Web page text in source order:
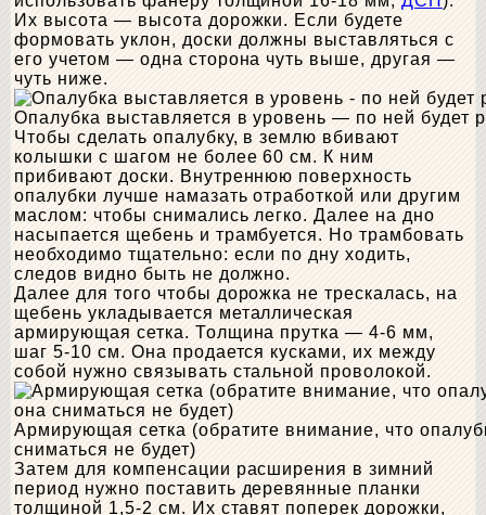
Их высота — высота дорожки. Если будете
формовать уклон, доски должны выставляться с
его учетом — одна сторона чуть выше, другая —
чуть ниже.
Опалубка выставляется в уровень — по ней будет
Чтобы сделать опалубку, в землю вбивают
колышки с шагом не более 60 см. К ним
прибивают доски. Внутреннюю поверхность
опалубки лучше намазать отработкой или другим
маслом: чтобы снимались легко. Далее на дно
насыпается щебень и трамбуется. Но трамбовать
необходимо тщательно: если по дну ходить,
следов видно быть не должно.
Далее для того чтобы дорожка не трескалась, на
щебень укладывается металлическая
армирующая сетка. Толщина прутка — 4-6 мм,
шаг 5-10 см. Она продается кусками, их между
собой нужно связывать стальной проволокой.
Армирующая сетка (обратите внимание, что
сниматься не будет)
Затем для компенсации расширения в зимний
период нужно поставить деревянные планки
толщиной 1,5-2 см. Их ставят поперек дорожки,